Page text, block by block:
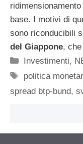
base. I motivi di
sono riconducibili
del Giappone,
Categorie
Investimenti,
Tag
politica
spread btp-bund,